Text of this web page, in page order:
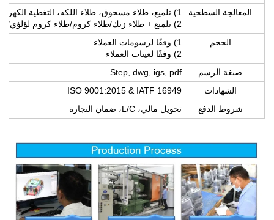
المعالجة السطحية
1) تلميع، طلاء مسحوق، طلاء اللكه، التغطية الكهربائية، الرمل النفاث، الطلاء بالرصاص، الأنودة
الحجم
صيغة الرسم
Step, dwg, igs, pdf
الشهادات
ISO 9001:2015 & IATF 16949
شروط الدفع
تحويل مالي، L/C، ضمان التجارة